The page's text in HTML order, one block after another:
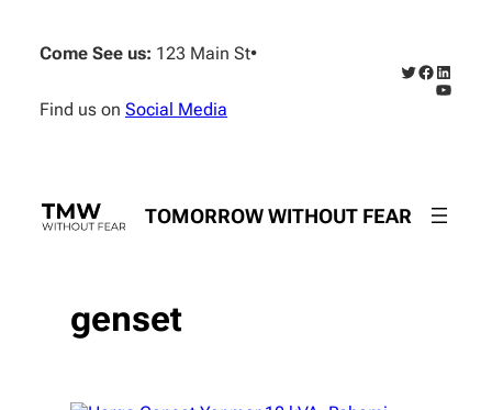
content
Come See us: 123 Main St•
Find us on Social Media
Twitter
Facebook
TOMORROW WITHOUT FEAR
genset